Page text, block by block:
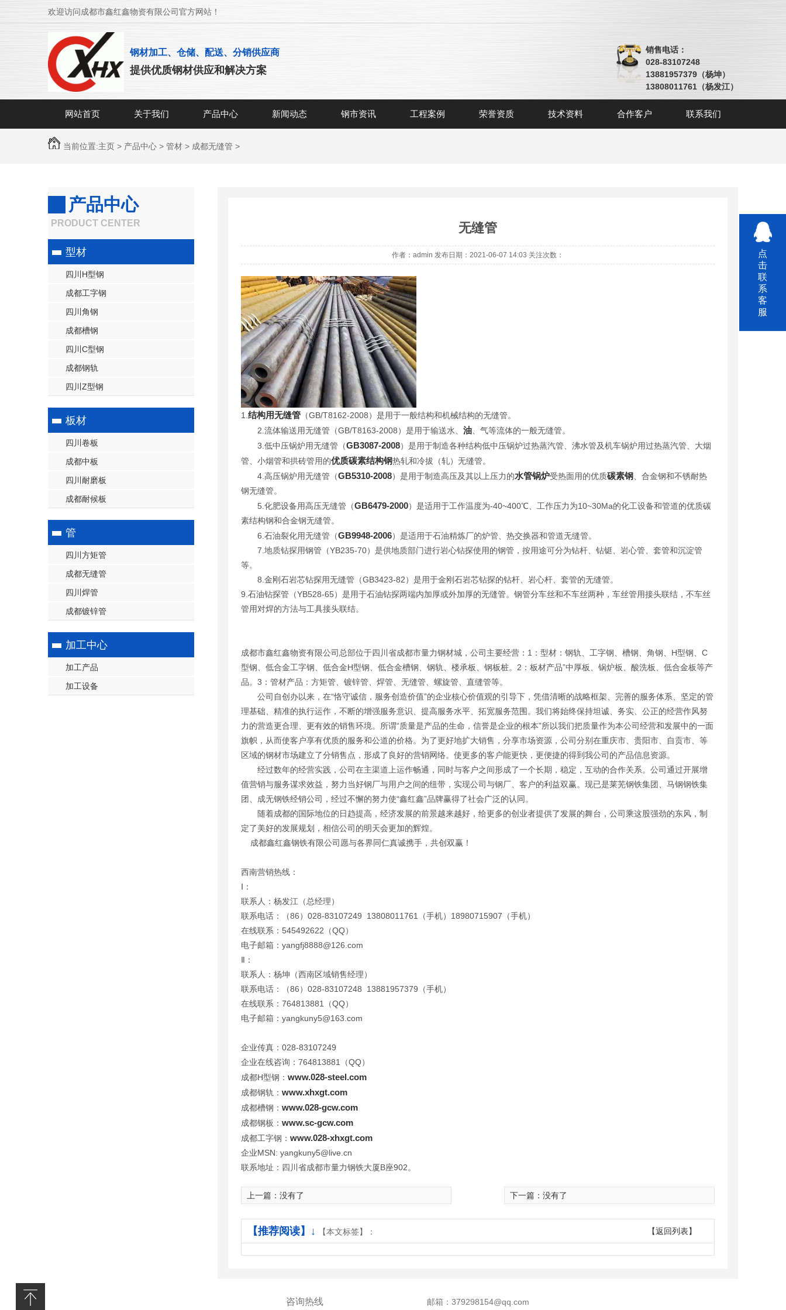
欢迎访问成都市鑫红鑫物资有限公司官方网站！
钢材加工、仓储、配送、分销供应商
提供优质钢材供应和解决方案
销售电话：
028-83107248
13881957379（杨坤）
13808011761（杨发江）
网站首页 关于我们 产品中心 新闻动态 钢市资讯 工程案例 荣誉资质 技术资料 合作客户 联系我们
当前位置:主页 > 产品中心 > 管材 > 成都无缝管 >
产品中心
PRODUCT CENTER
型材
四川H型钢
成都工字钢
四川角钢
成都槽钢
四川C型钢
成都钢轨
四川Z型钢
板材
四川卷板
成都中板
四川耐磨板
成都耐候板
管
四川方矩管
成都无缝管
四川焊管
成都镀锌管
加工中心
加工产品
加工设备
无缝管
作者：admin 发布日期：2021-06-07 14:03 关注次数：
1. 结构用无缝管 （GB/T8162-2008）是用于一般结构和机械结构的无缝管。
2.流体输送用无缝管（GB/T8163-2008）是用于输送水、 油 、气等流体的一般无缝管。
3.低中压锅炉用无缝管（GB3087-2008）是用于制造各种结构低中压锅炉过热蒸汽管、沸水管及机车锅炉用过热蒸汽管、大烟
管、小烟管和拱砖管用的优质碳素结构钢热轧和冷拔（轧）无缝管。
4.高压锅炉用无缝管（GB5310-2008）是用于制造高压及其以上压力的水管锅炉受热面用的优质碳素钢 、合金钢和不锈耐热
钢无缝管。
5.化肥设备用高压无缝管（GB6479-2000）是适用于工作温度为-40~400℃、工作压力为10~30Ma的化工设备和管道的优质碳
素结构钢和合金钢无缝管。
6.石油裂化用无缝管（GB9948-2006）是适用于石油精炼厂的炉管、热交换器和管道无缝管。
7.地质钻探用钢管（YB235-70）是供地质部门进行岩心钻探使用的钢管，按用途可分为钻杆、钻铤、岩心管、套管和沉淀管
等。
8.金刚石岩芯钻探用无缝管（GB3423-82）是用于金刚石岩芯钻探的钻杆、岩心杆、套管的无缝管。
9.石油钻探管（YB528-65）是用于石油钻探两端内加厚或外加厚的无缝管。钢管分车丝和不车丝两种，车丝管用接头联结，不车丝
管用对焊的方法与工具接头联结。
成都市鑫红鑫物资有限公司总部位于四川省成都市量力钢材城，公司主要经营：1：型材：钢轨、工字钢、槽钢、角钢、H型钢、C
型钢、低合金工字钢、低合金H型钢、低合金槽钢、钢轨、楼承板、钢板桩。2：板材产品”中厚板、锅炉板、酸洗板、低合金板等产
品。3：管材产品：方矩管、镀锌管、焊管、无缝管、螺旋管、直缝管等。
公司自创办以来，在“恪守诚信，服务创造价值”的企业核心价值观的引导下，凭借清晰的战略框架、完善的服务体系、坚定的管
理基础、精准的执行运作，不断的增强服务意识、提高服务水平、拓宽服务范围。我们将始终保持坦诚、务实、公正的经营作风努
力的营造更合理、更有效的销售环境。所谓“质量是产品的生命，信誉是企业的根本”所以我们把质量作为本公司经营和发展中的一面
旗帜，从而使客户享有优质的服务和公道的价格。为了更好地扩大销售，分享市场资源，公司分别在重庆市、贵阳市、自贡市、等
区域的钢材市场建立了分销售点，形成了良好的营销网络。使更多的客户能更快，更便捷的得到我公司的产品信息资源。
经过数年的经营实践，公司在主渠道上运作畅通，同时与客户之间形成了一个长期，稳定，互动的合作关系。公司通过开展增
值营销与服务谋求效益，努力当好钢厂与用户之间的纽带，实现公司与钢厂、客户的利益双赢。现已是莱芜钢铁集团、马钢钢铁集
团、成无钢铁经销公司，经过不懈的努力使“鑫红鑫”品牌赢得了社会广泛的认同。
随着成都的国际地位的日趋提高，经济发展的前景越来越好，给更多的创业者提供了发展的舞台，公司乘这股强劲的东风，制
定了美好的发展规划，相信公司的明天会更加的辉煌。
成都鑫红鑫钢铁有限公司愿与各界同仁真诚携手，共创双赢！
西南营销热线：
Ⅰ：
联系人：杨发江（总经理）
联系电话：（86）028-83107249 13808011761（手机）18980715907（手机）
在线联系：545492622（QQ）
电子邮箱：yangfj8888@126.com
Ⅱ：
联系人：杨坤（西南区域销售经理）
联系电话：（86）028-83107248 13881957379（手机）
在线联系：764813881（QQ）
电子邮箱：yangkuny5@163.com
企业传真：028-83107249
企业在线咨询：764813881（QQ）
成都H型钢： www.028-steel.com
成都钢轨： www.xhxgt.com
成都槽钢： www.028-gcw.com
成都钢板： www.sc-gcw.com
成都工字钢： www.028-xhxgt.com
企业MSN: yangkuny5@live.cn
联系地址：四川省成都市量力钢铁大厦B座902。
上一篇：没有了 下一篇：没有了
【返回列表】
【推荐阅读】↓ 【本文标签】：
咨询热线 邮箱：379298154@qq.com
点
击
联
系
客
服